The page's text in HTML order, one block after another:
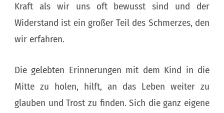
Kraft als wir uns oft bewusst sind und der
Widerstand ist ein großer Teil des Schmerzes, den
wir erfahren.
Die gelebten Erinnerungen mit dem Kind in die
Mitte zu holen, hilft, an das Leben weiter zu
glauben und Trost zu finden. Sich die ganz eigene